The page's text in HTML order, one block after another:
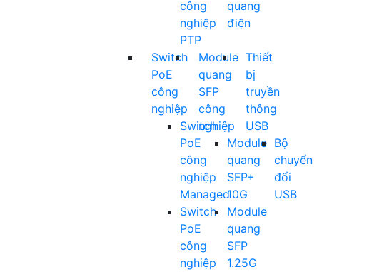
công
nghiệp
PTP
quang
điện
Switch
PoE
công
nghiệp
Switch
PoE
công
nghiệp
Managed
Switch
PoE
công
nghiệp
Module
quang
SFP
công
nghiệp
Module
quang
SFP+
10G
Module
quang
SFP
1.25G
Thiết
bị
truyền
thông
USB
Bộ
chuyển
đổi
USB